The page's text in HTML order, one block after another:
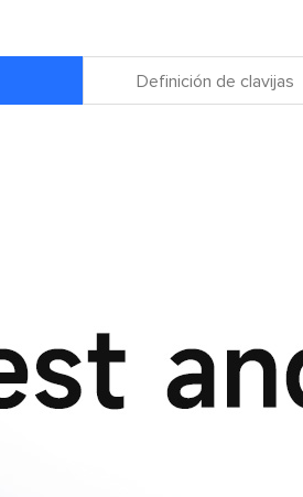
Definición de clavijas